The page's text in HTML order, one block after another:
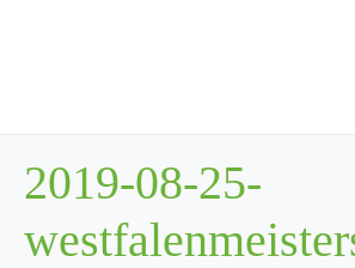
2019-08-25-